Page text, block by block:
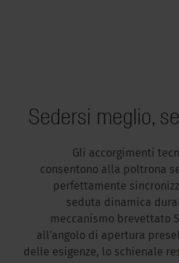
Sedersi meglio,
Gli accorgimenti
consentono alla poltrona
perfettamente
seduta dinamica
meccanismo brevettato
all'angolo di apertura
delle esigenze, lo schienale